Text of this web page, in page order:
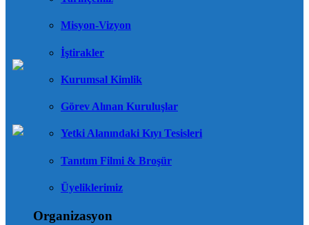
Misyon-Vizyon
İştirakler
Kurumsal Kimlik
Görev Alınan Kuruluşlar
Yetki Alanındaki Kıyı Tesisleri
Tanıtım Filmi & Broşür
Üyeliklerimiz
Organizasyon